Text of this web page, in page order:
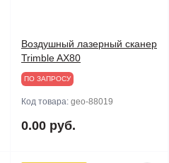
Воздушный лазерный сканер
Trimble AX80
ПО ЗАПРОСУ
Код товара: geo-88019
0.00 руб.